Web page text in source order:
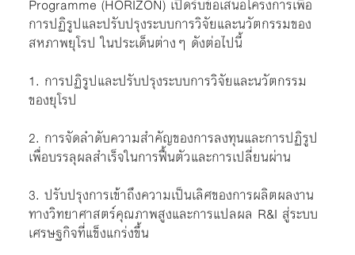
Programme (HORIZON) เปิดรับข้อเสนอโครงการเพื่อ
การปฏิรูปและปรับปรุงระบบการวิจัยและนวัตกรรมของ
สหภาพยุโรป ในประเด็นต่างๆ ดังต่อไปนี้
1. การปฏิรูปและปรับปรุงระบบการวิจัยและนวัตกรรม
ของยุโรป
2. การจัดลำดับความสำคัญของการลงทุนและการปฏิรูป
เพื่อบรรลุผลสำเร็จในการฟื้นตัวและการเปลี่ยนผ่าน
3. ปรับปรุงการเข้าถึงความเป็นเลิศของการผลิตผลงาน
ทางวิทยาศาสตร์คุณภาพสูงและการแปลผล R&I สู่ระบบ
เศรษฐกิจที่แข็งแกร่งขึ้น